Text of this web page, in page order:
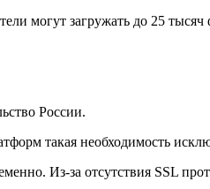
могут загружать до 25 тысяч
России.
такая необходимость
Из-за отсутствия SSL